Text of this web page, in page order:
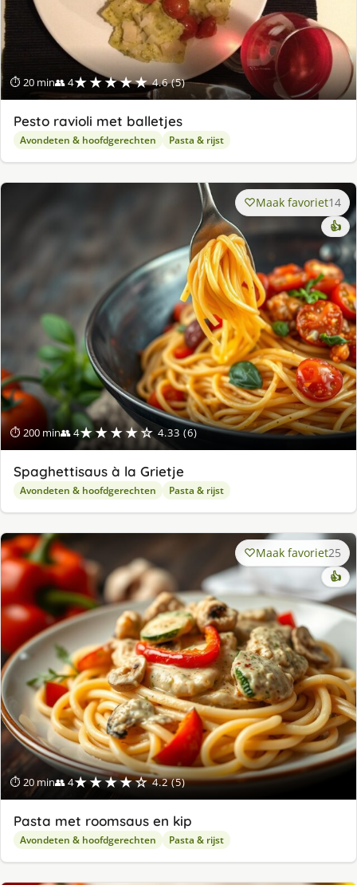
⏱ 20 min👥 4★★★★★ 4.6 (5)
Pesto ravioli met balletjes
Avondeten & hoofdgerechten Pasta & rijst
⏱ 200 min👥 4★★★★☆ 4.33 (6)
Maak favoriet14
👍
Spaghettisaus à la Grietje
Avondeten & hoofdgerechten Pasta & rijst
⏱ 20 min👥 4★★★★☆ 4.2 (5)
Maak favoriet25
👍
Pasta met roomsaus en kip
Avondeten & hoofdgerechten Pasta & rijst